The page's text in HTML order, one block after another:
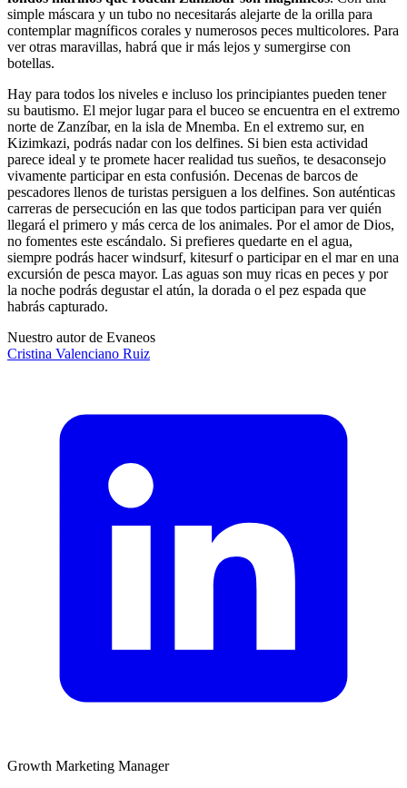
simple máscara y un tubo no necesitarás alejarte de la orilla para
contemplar magníficos corales y numerosos peces multicolores. Para
ver otras maravillas, habrá que ir más lejos y sumergirse con
botellas.
Hay para todos los niveles e incluso los principiantes pueden tener
su bautismo. El mejor lugar para el buceo se encuentra en el extremo
norte de Zanzíbar, en la isla de Mnemba. En el extremo sur, en
Kizimkazi, podrás nadar con los delfines. Si bien esta actividad
parece ideal y te promete hacer realidad tus sueños, te desaconsejo
vivamente participar en esta confusión. Decenas de barcos de
pescadores llenos de turistas persiguen a los delfines. Son auténticas
carreras de persecución en las que todos participan para ver quién
llegará el primero y más cerca de los animales. Por el amor de Dios,
no fomentes este escándalo. Si prefieres quedarte en el agua,
siempre podrás hacer windsurf, kitesurf o participar en el mar en una
excursión de pesca mayor. Las aguas son muy ricas en peces y por
la noche podrás degustar el atún, la dorada o el pez espada que
habrás capturado.
Nuestro autor de Evaneos
Cristina Valenciano Ruiz
Growth Marketing Manager